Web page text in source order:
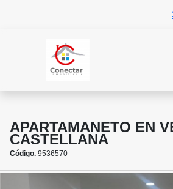
APARTAMANETO EN
CASTELLANA
Código. 9536570